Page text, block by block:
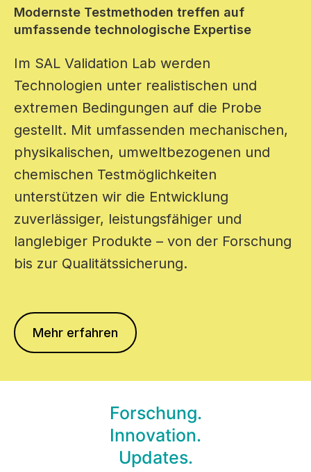
Modernste Testmethoden treffen auf
umfassende technologische Expertise
Im SAL Validation Lab werden
Technologien unter realistischen und
extremen Bedingungen auf die Probe
gestellt. Mit umfassenden mechanischen,
physikalischen, umweltbezogenen und
chemischen Testmöglichkeiten
unterstützen wir die Entwicklung
zuverlässiger, leistungsfähiger und
langlebiger Produkte – von der Forschung
bis zur Qualitätssicherung.
Mehr erfahren
Forschung.
Innovation.
Updates.